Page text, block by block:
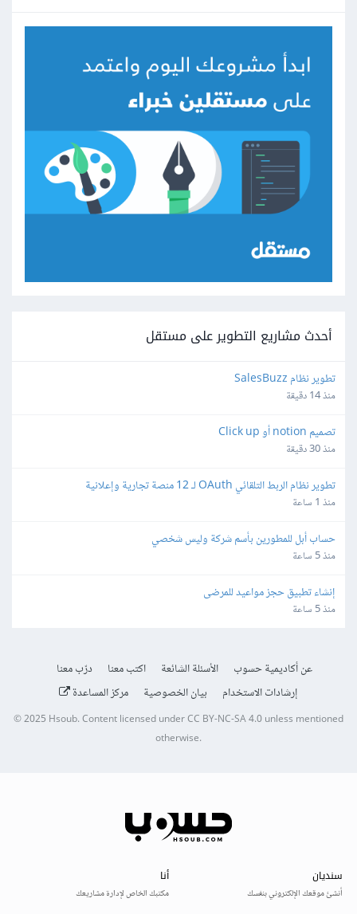
أحدث مشاريع التطوير على مستقل
تطوير نظام SalesBuzz
منذ 14 دقيقة
تصميم notion أو Click up
منذ 30 دقيقة
تطوير نظام الربط التلقائي OAuth لـ 12 منصة تجارية وإعلانية
منذ 1 ساعة
حساب أبل للمطورين بأسم شركة وليس شخصي
منذ 5 ساعة
إنشاء تطبيق حجز مواعيد للمرضى
منذ 5 ساعة
عن أكاديمية حسوب الأسئلة الشائعة اكتب معنا
درّب معنا
إرشادات الاستخدام
بيان الخصوصية مركز المساعدة
© 2025 Hsoub.Content licensed underCC BY-NC-SA 4.0unless mentioned
otherwise.